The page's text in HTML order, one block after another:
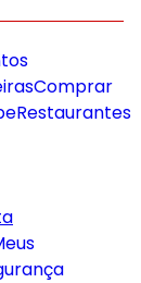
Comprar
Restaurantes